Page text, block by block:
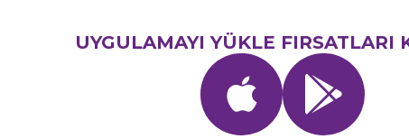
UYGULAMAYI YÜKLE FIRSATLARI